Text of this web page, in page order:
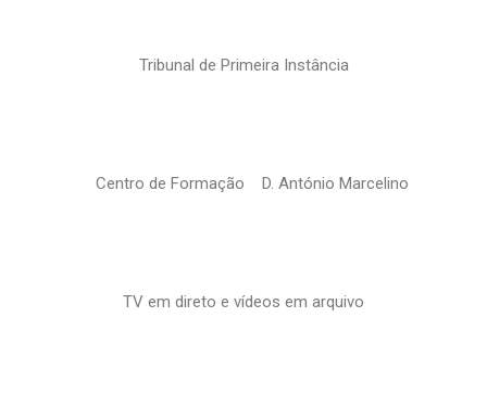
Tribunal de Primeira Instância
Centro de Formação D. António Marcelino
TV em direto e vídeos em arquivo